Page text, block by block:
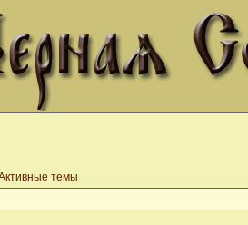
темы